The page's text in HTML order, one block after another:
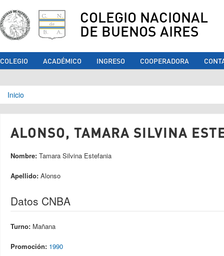
COLEGIO NACIONAL
DE BUENOS AIRES
COLEGIO ACADÉMICO INGRESO COOPERADORA
Se encuentra usted aquí
Inicio
ALONSO, TAMARA SILVINA
Nombre: Tamara Silvina Estefania
Apellido: Alonso
Datos CNBA
Turno: Mañana
Promoción: 1990